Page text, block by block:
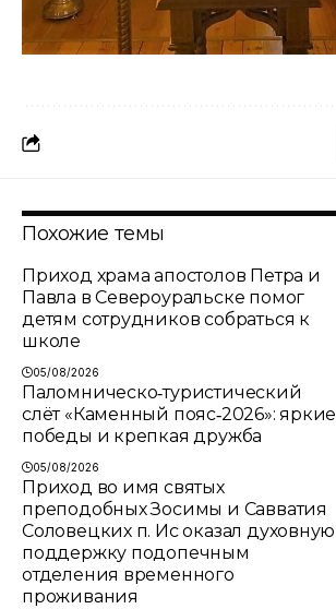
Похожие темы
Приход храма апостолов Петра и
Павла в Североуральске помог
детям сотрудников собраться к
школе
05/08/2026
Паломническо‑туристический
слёт «Каменный пояс‑2026»: яркие
победы и крепкая дружба
05/08/2026
Приход во имя святых
преподобных Зосимы и Савватия
Соловецких п. Ис оказал духовную
поддержку подопечным
отделения временного
проживания